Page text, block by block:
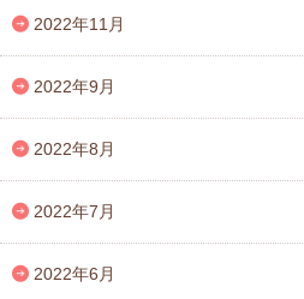
2022年11月
2022年9月
2022年8月
2022年7月
2022年6月